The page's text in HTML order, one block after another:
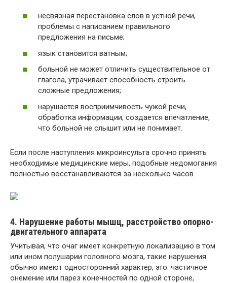
несвязная перестановка слов в устной речи,
проблемы с написанием правильного
предложения на письме;
язык становится ватным;
больной не может отличить существительное от
глагола, утрачивает способность строить
сложные предложения;
нарушается восприимчивость чужой речи,
обработка информации, создается впечатление,
что больной не слышит или не понимает.
Если после наступления микроинсульта срочно принять
необходимые медицинские меры, подобные недомогания
полностью восстанавливаются за несколько часов.
4. Нарушение работы мышц, расстройство опорно-
двигательного аппарата
Учитывая, что очаг имеет конкретную локализацию в том
или ином полушарии головного мозга, такие нарушения
обычно имеют односторонний характер, это: частичное
онемение или парез конечностей по одной стороне,